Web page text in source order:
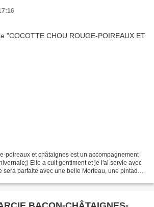
poireaux et châtaignes est un accompagnement
Elle a cuit gentiment et je l'ai servie avec
sera parfaite avec une belle Morteau, une pintade